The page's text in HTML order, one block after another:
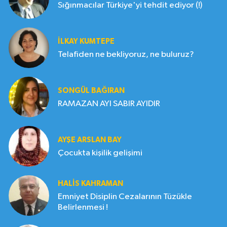
Sığınmacılar Türkiye'yi tehdit ediyor (!)
İLKAY KUMTEPE
Telafiden ne bekliyoruz, ne buluruz?
SONGÜL BAĞIRAN
RAMAZAN AYI SABIR AYIDIR
AYŞE ARSLAN BAY
Çocukta kişilik gelişimi
HALIS KAHRAMAN
Emniyet Disiplin Cezalarının Tüzükle
Belirlenmesi !